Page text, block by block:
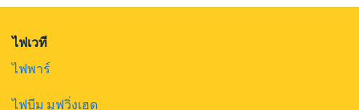
ไฟเวที
ไฟพาร์
ไฟบีม มูฟวิ่งเฮด